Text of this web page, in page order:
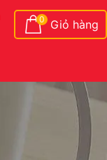
0 Giỏ hàng